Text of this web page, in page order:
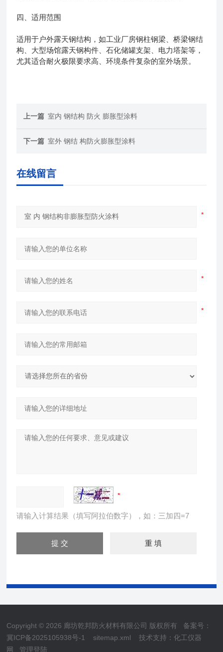
四、适用范围
适用于户外露天钢结构，如工业厂房钢柱钢梁、桥梁钢结
构、大型场馆露天钢构件、石化储罐支架、电力塔架等，
尤其适合耐火极限要求高、环境条件复杂的室外场景。
上一篇 室内 钢结构 防火 膨胀型涂料
下一篇 室外 钢结 构防火膨胀型涂料
在线留言
请输入计算结果（填写阿拉伯数字），如：三加四=7
Copyright © 2026 廊坊乾邦防火材料有限公司 版权所有 备案号：
冀ICP备2025105938号-1
sitemap.xml 技术支持：化工仪器
网
管理登陆